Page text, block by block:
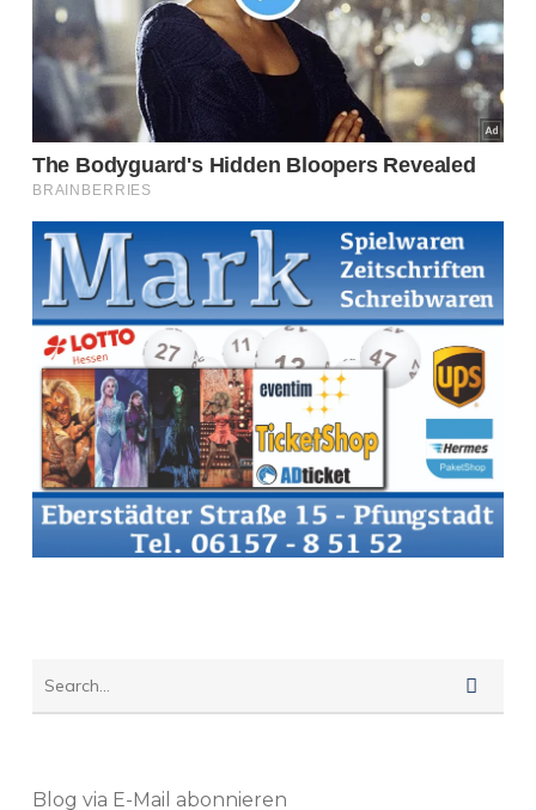
Blog via E-Mail abonnieren